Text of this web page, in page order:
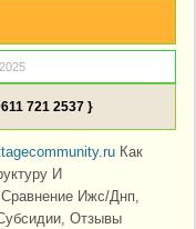
721 2537 }
Как
И
Ижс/Днп,
Отзывы